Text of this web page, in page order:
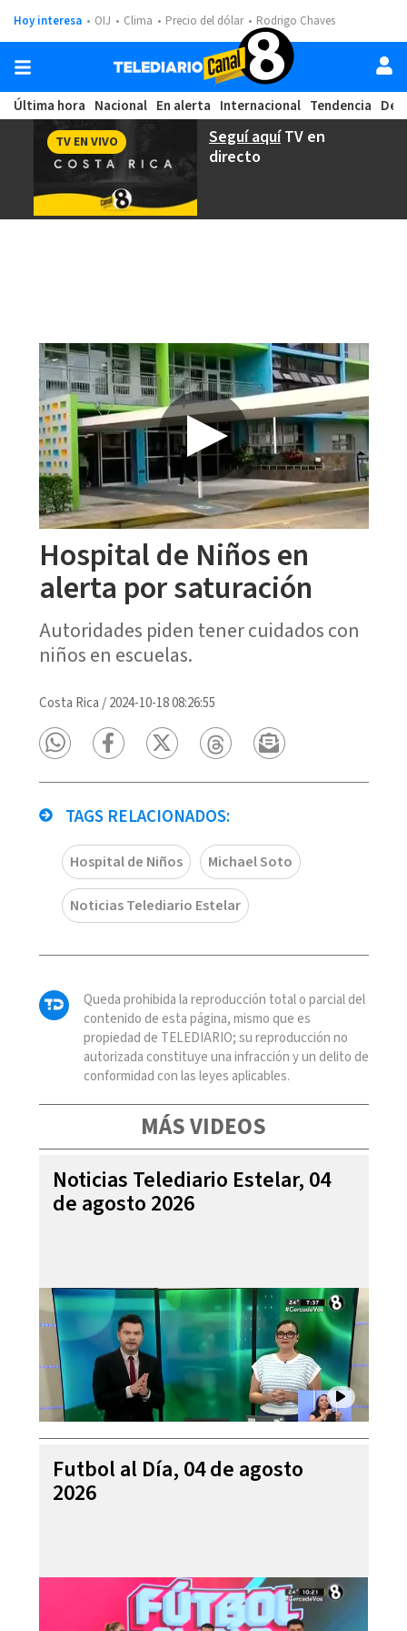
Hoy interesa OIJ Clima Precio del dólar Rodrigo Chaves
Última hora Nacional En alerta Internacional Tendencia
Seguí aquíTV en
directo
TV EN VIVO
Hospital de Niños en
alerta por saturación
Autoridades piden tener cuidados con
niños en escuelas.
Costa Rica /2024-10-18 08:26:55
TAGS RELACIONADOS:
Hospital de Niños Michael Soto
Noticias Telediario Estelar
Queda prohibida la reproducción total o parcial del
contenido de esta página, mismo que es
propiedad de TELEDIARIO; su reproducción no
autorizada constituye una infracción y un delito de
conformidad con las leyes aplicables.
MÁS VIDEOS
Noticias Telediario Estelar, 04
de agosto 2026
Futbol al Día, 04 de agosto
2026